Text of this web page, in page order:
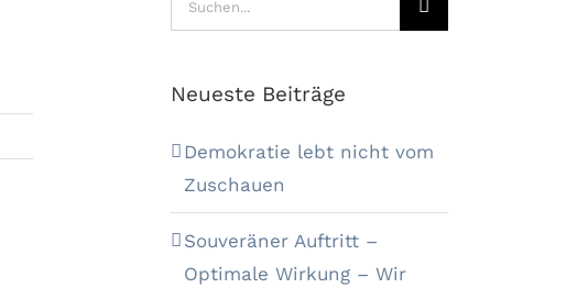
nach:
Neueste Beiträge
Demokratie lebt nicht vom
Zuschauen
Souveräner Auftritt –
Optimale Wirkung – Wir